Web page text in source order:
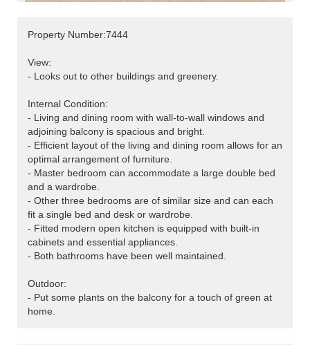
Property Number:7444
View:
- Looks out to other buildings and greenery.
Internal Condition:
- Living and dining room with wall-to-wall windows and
adjoining balcony is spacious and bright.
- Efficient layout of the living and dining room allows for an
optimal arrangement of furniture.
- Master bedroom can accommodate a large double bed
and a wardrobe.
- Other three bedrooms are of similar size and can each
fit a single bed and desk or wardrobe.
- Fitted modern open kitchen is equipped with built-in
cabinets and essential appliances.
- Both bathrooms have been well maintained.
Outdoor:
- Put some plants on the balcony for a touch of green at
home.